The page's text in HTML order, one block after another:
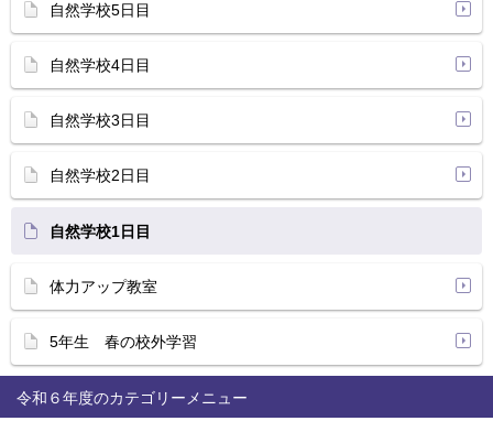
令和６年度
自然学校5日目
自然学校4日目
自然学校3日目
自然学校2日目
自然学校1日目
体力アップ教室
5年生 春の校外学習